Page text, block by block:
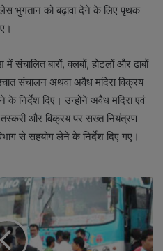
भुगतान को बढ़ावा देने के लिए पृथक
संचालित बारों, क्लबों, होटलों और ढाबों
संचालन अथवा अवैध मदिरा विक्रय
के निर्देश दिए। उन्होंने अवैध मदिरा एवं
तस्करी और विक्रय पर सख्त नियंत्रण
से सहयोग लेने के निर्देश दिए गए।